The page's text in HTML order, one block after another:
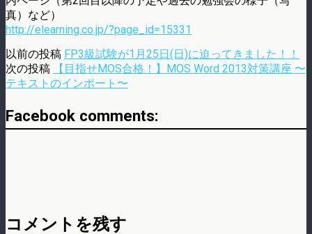
真）など）
http://elearning.co.jp/?page_id=15331
以前の投稿 FP3級試験が1月25日(日)に迫ってきました！！
次の投稿
【目指せMOS合格！】MOS Word 2013対策講座 〜
テキストのインポート〜
Facebook comments:
コメントを残す